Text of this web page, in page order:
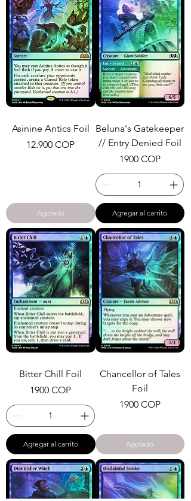
Asinine Antics Foil
Precio
12.900 COP
Agotado
Beluna's Gatekeeper
// Entry Denied Foil
Precio
1900 COP
Agregar al carrito
Bitter Chill Foil
Precio
1900 COP
Agregar al carrito
Chancellor of Tales
Foil
Precio
1900 COP
Agotado